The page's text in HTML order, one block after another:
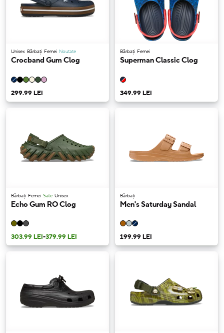
Unisex Bărbați Femei Noutate
Crocband Gum Clog
299.99 LEI
Bărbați Femei
Superman Classic Clog
349.99 LEI
Bărbați Femei Sale Unisex
Echo Gum RO Clog
303.99 LEI-379.99 LEI
Bărbați
Men's Saturday Sandal
199.99 LEI